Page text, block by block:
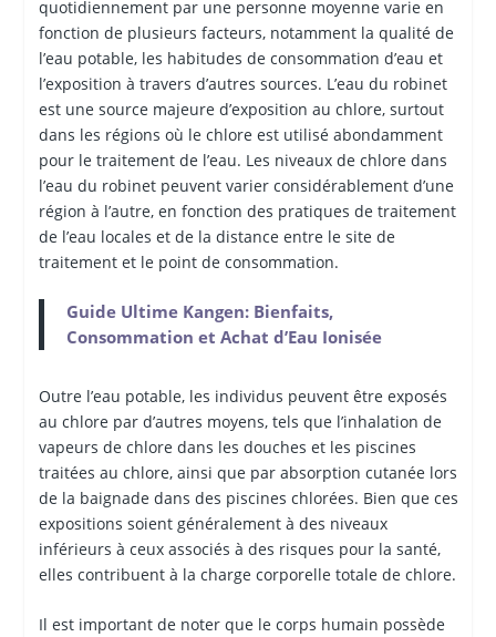
quotidiennement par une personne moyenne varie en
fonction de plusieurs facteurs, notamment la qualité de
l’eau potable, les habitudes de consommation d’eau et
l’exposition à travers d’autres sources. L’eau du robinet
est une source majeure d’exposition au chlore, surtout
dans les régions où le chlore est utilisé abondamment
pour le traitement de l’eau. Les niveaux de chlore dans
l’eau du robinet peuvent varier considérablement d’une
région à l’autre, en fonction des pratiques de traitement
de l’eau locales et de la distance entre le site de
traitement et le point de consommation.
Guide Ultime Kangen: Bienfaits,
Consommation et Achat d’Eau Ionisée
Outre l’eau potable, les individus peuvent être exposés
au chlore par d’autres moyens, tels que l’inhalation de
vapeurs de chlore dans les douches et les piscines
traitées au chlore, ainsi que par absorption cutanée lors
de la baignade dans des piscines chlorées. Bien que ces
expositions soient généralement à des niveaux
inférieurs à ceux associés à des risques pour la santé,
elles contribuent à la charge corporelle totale de chlore.
Il est important de noter que le corps humain possède